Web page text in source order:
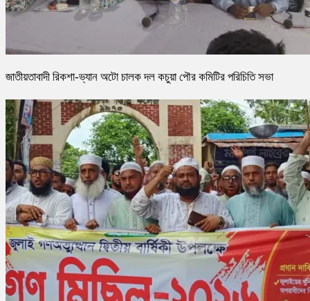
জাতীয়তাবাদী রিকশা-ভ্যান অটো চালক দল কচুয়া পৌর কমিটির পরিচিতি সভা